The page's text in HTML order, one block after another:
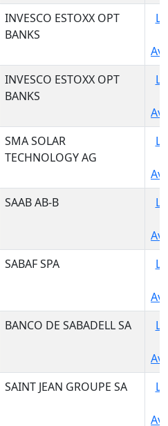
INVESCO ESTOXX OPT
BANKS
INVESCO ESTOXX OPT
BANKS
SMA SOLAR
TECHNOLOGY AG
SAAB AB-B
SABAF SPA
BANCO DE SABADELL SA
SAINT JEAN GROUPE SA